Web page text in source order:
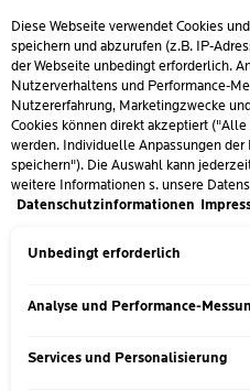
SURGRAS
Diese Webseite verwendet Cookies
speichern und abzurufen (z.B. IP-
der Webseite unbedingt erforderlich.
Nutzerverhaltens und Performance-
Nutzererfahrung, Marketingzwecke
Cookies können direkt akzeptiert
werden. Individuelle Anpassungen
speichern"). Die Auswahl kann
weitere Informationen s. unsere
Datenschutzinformationen
Unbedingt erforderlich
Analyse und Performance-
Services und Personalisierung